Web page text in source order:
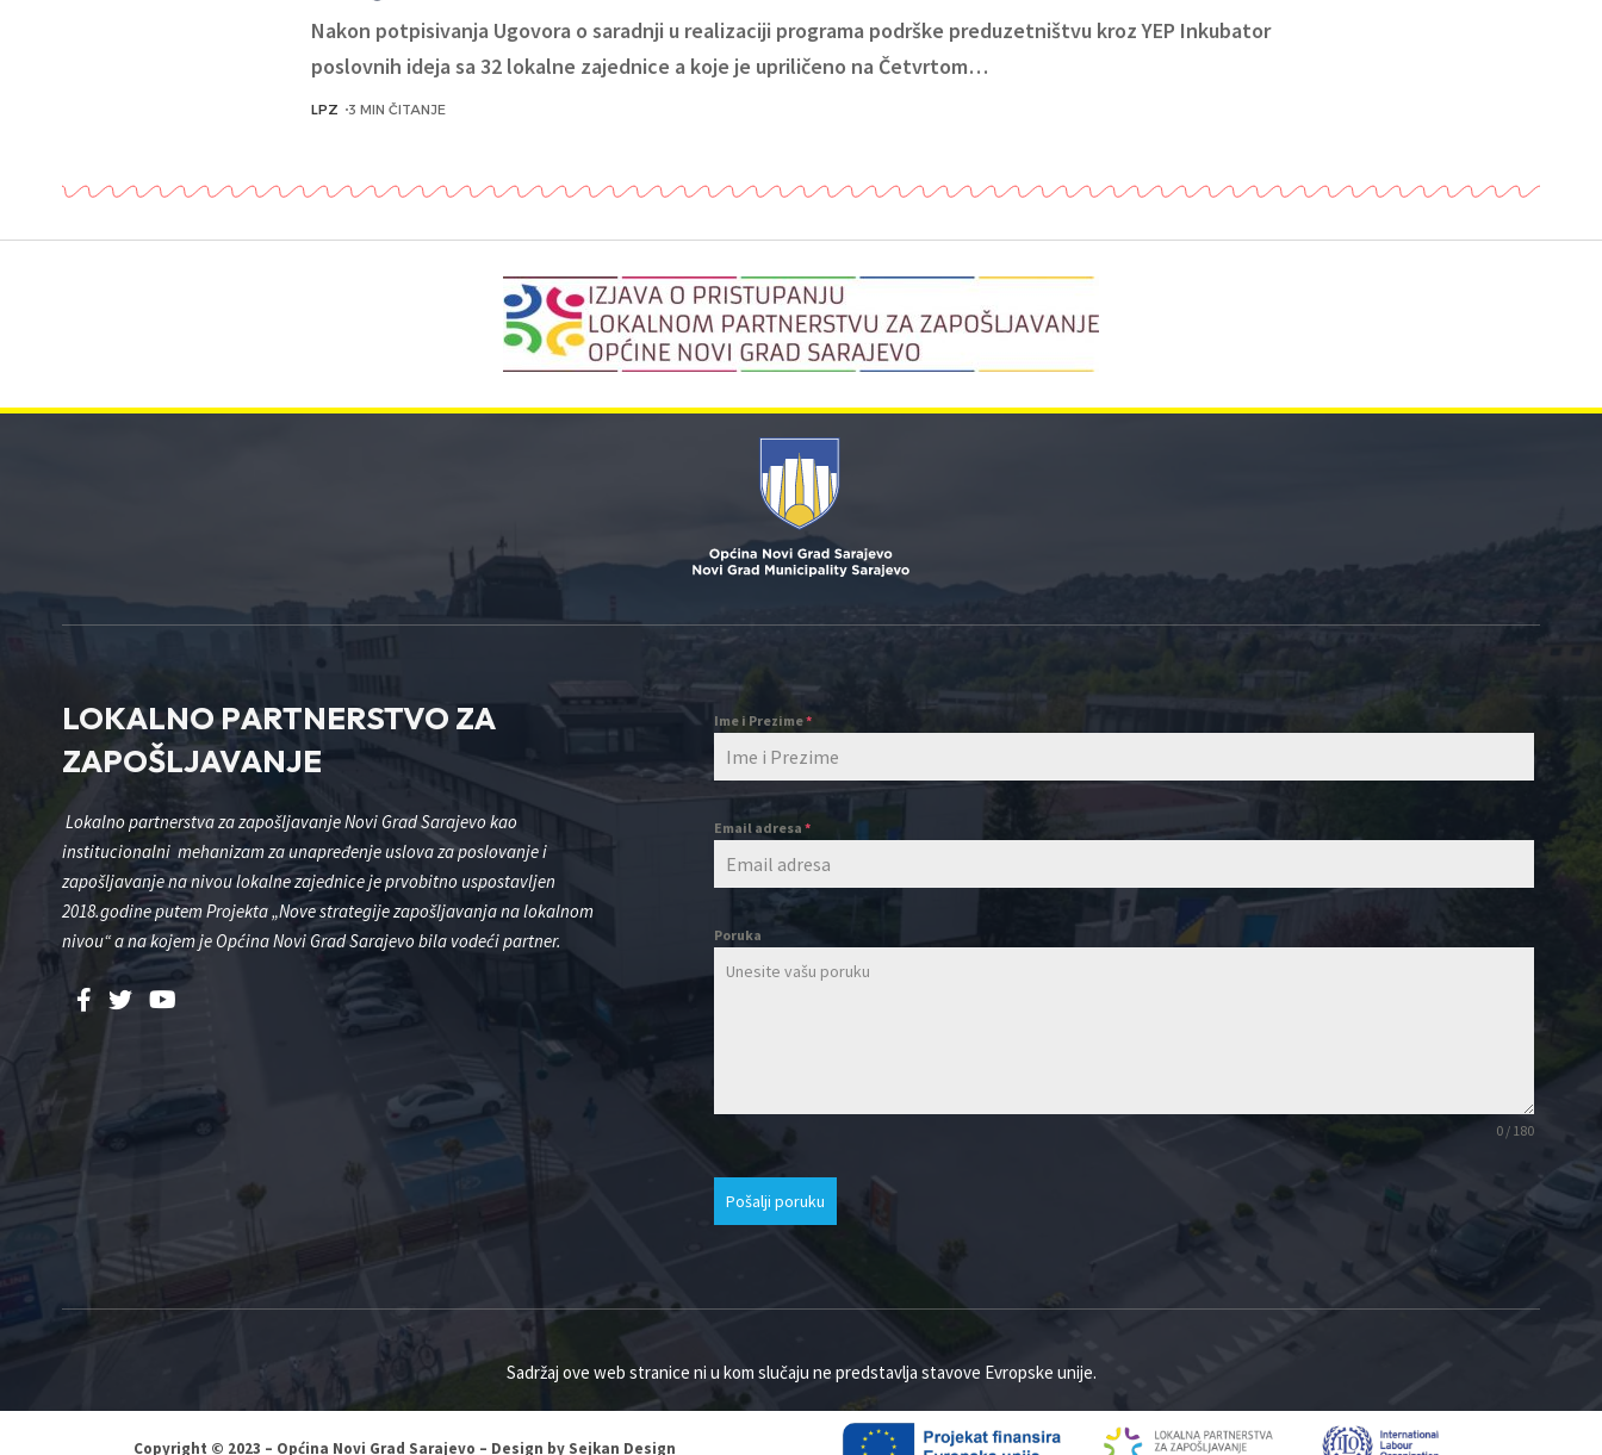
Nakon potpisivanja Ugovora o saradnji u realizaciji programa podrške preduzetništvu kroz YEP Inkubator
poslovnih ideja sa 32 lokalne zajednice a koje je upriličeno na Četvrtom…
LPZ 3 MIN ČITANJE
LOKALNO PARTNERSTVO ZA
ZAPOŠLJAVANJE
Lokalno partnerstva za zapošljavanje Novi Grad Sarajevo kao
institucionalni mehanizam za unapređenje uslova za poslovanje i
zapošljavanje na nivou lokalne zajednice je prvobitno uspostavljen
2018.godine putem Projekta „Nove strategije zapošljavanja na lokalnom
nivou“ a na kojem je Općina Novi Grad Sarajevo bila vodeći partner.
Ime i Prezime*
Email adresa*
Poruka
0 / 180
Pošalji poruku
Sadržaj ove web stranice ni u kom slučaju ne predstavlja stavove Evropske unije.
Copyright © 2023 – Općina Novi Grad Sarajevo – Design by Sejkan Design